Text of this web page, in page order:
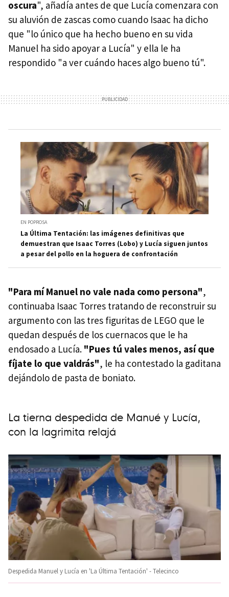
oscura", añadía antes de que Lucía comenzara con
su aluvión de zascas como cuando Isaac ha dicho
que "lo único que ha hecho bueno en su vida
Manuel ha sido apoyar a Lucía" y ella le ha
respondido "a ver cuándo haces algo bueno tú".
EN POPROSA
La Última Tentación: las imágenes definitivas que
demuestran que Isaac Torres (Lobo) y Lucía siguen juntos
a pesar del pollo en la hoguera de confrontación
"Para mí Manuel no vale nada como persona",
continuaba Isaac Torres tratando de reconstruir su
argumento con las tres figuritas de LEGO que le
quedan después de los cuernacos que le ha
endosado a Lucía. "Pues tú vales menos, así que
fíjate lo que valdrás", le ha contestado la gaditana
dejándolo de pasta de boniato.
La tierna despedida de Manué y Lucía,
con la lagrimita relajá
Despedida Manuel y Lucía en 'La Última Tentación' - Telecinco